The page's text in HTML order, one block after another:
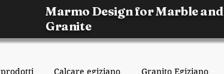
Marmo Design for Marble and
Granite
prodotti Calcare egiziano Granito Egiziano